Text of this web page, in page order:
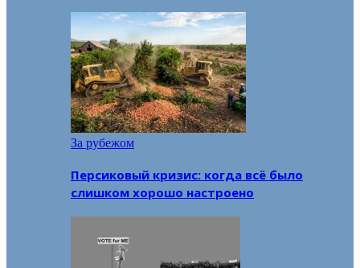
За рубежом
Персиковый кризис: когда всё было
слишком хорошо настроено